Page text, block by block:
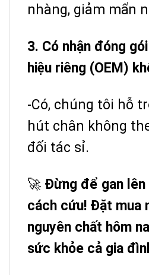
nhàng, giảm mẩn
3. Có nhận đóng
hiệu riêng (OEM)
-Có, chúng tôi hỗ
hút chân không
đối tác sỉ.
🚀 Đừng để gan
cách cứu! Đặt mua
nguyên chất hôm
sức khỏe cả gia